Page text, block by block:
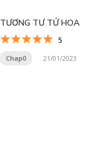
TƯƠNG TƯ TỬ HOA
5
Chap0 21/01/2023